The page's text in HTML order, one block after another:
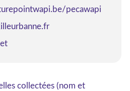
pecawapi
collectées (nom et